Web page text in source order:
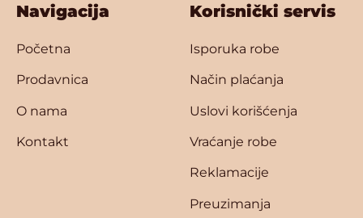
Navigacija
Početna
Prodavnica
O nama
Kontakt
Korisnički servis
Isporuka robe
Način plaćanja
Uslovi korišćenja
Vraćanje robe
Reklamacije
Preuzimanja